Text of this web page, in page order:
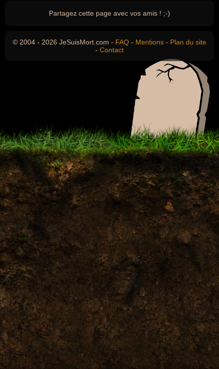
Partagez cette page avec vos amis ! ;-)
© 2004 - 2026 JeSuisMort.com - FAQ - Mentions - Plan du site
- Contact